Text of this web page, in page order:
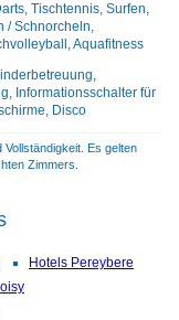
Tischtennis, Surfen,
/ Schnorcheln,
Aquafitness
Informationsschalter für
Disco
Es gelten
Zimmers.
Hotels Pereybere